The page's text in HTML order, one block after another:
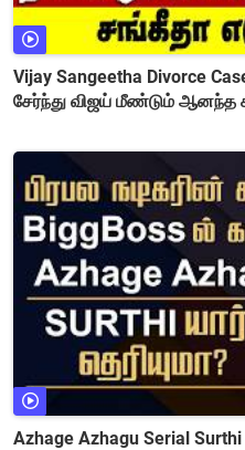
Vijay Sangeetha Divorce
சேர்ந்து விஜய் மீண்டும்
Azhage Azhagu Serial